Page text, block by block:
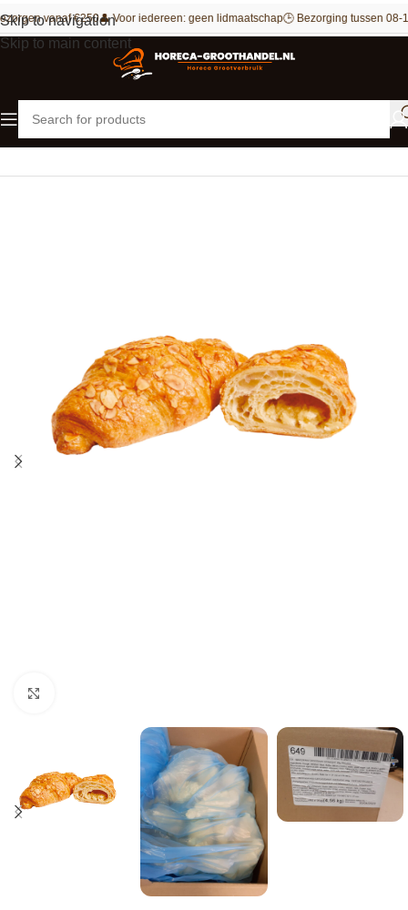
Skip to navigation
Skip to main content
vanaf €250👤 Voor iedereen: geen lidmaatschap🕒 Bezorging tussen 08-
Home Bakkerij Croissants